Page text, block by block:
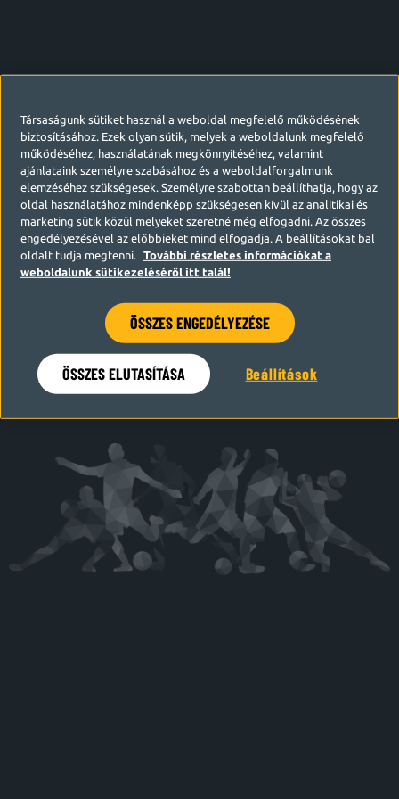
Hamarosan visszatérünk
Társaságunk sütiket használ a weboldal megfelelő működésének
biztosításához. Ezek olyan sütik, melyek a weboldalunk megfelelő
működéséhez, használatának megkönnyítéséhez, valamint
ajánlataink személyre szabásához és a weboldalforgalmunk
elemzéséhez szükségesek. Személyre szabottan beállíthatja, hogy az
oldal használatához mindenképp szükségesen kívül az analitikai és
marketing sütik közül melyeket szeretné még elfogadni. Az összes
engedélyezésével az előbbieket mind elfogadja. A beállításokat bal
oldalt tudja megtenni.
További részletes információkat a
weboldalunk sütikezeléséről itt talál!
ÖSSZES ENGEDÉLYEZÉSE
ÖSSZES ELUTASÍTÁSA Beállítások